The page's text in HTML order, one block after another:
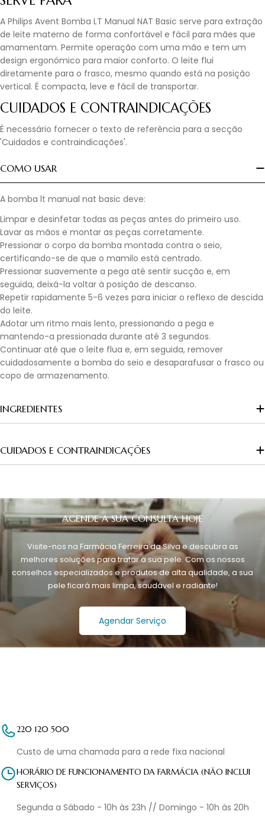
A Philips Avent Bomba LT Manual NAT Basic serve para extração
de leite materno de forma confortável e fácil para mães que
amamentam. Permite operação com uma mão e tem um
design ergonómico para maior conforto. O leite flui
diretamente para o frasco, mesmo quando está na posição
vertical. É compacta, leve e fácil de transportar.
CUIDADOS E CONTRAINDICAÇÕES
É necessário fornecer o texto de referência para a secção
'Cuidados e contraindicações'.
COMO USAR
A bomba lt manual nat basic deve:
Limpar e desinfetar todas as peças antes do primeiro uso.
Lavar as mãos e montar as peças corretamente.
Pressionar o corpo da bomba montada contra o seio,
certificando-se de que o mamilo está centrado.
Pressionar suavemente a pega até sentir sucção e, em
seguida, deixá-la voltar à posição de descanso.
Repetir rapidamente 5-6 vezes para iniciar o reflexo de descida
do leite.
Adotar um ritmo mais lento, pressionando a pega e
mantendo-a pressionada durante até 3 segundos.
Continuar até que o leite flua e, em seguida, remover
cuidadosamente a bomba do seio e desaparafusar o frasco ou
copo de armazenamento.
INGREDIENTES
CUIDADOS E CONTRAINDICAÇÕES
AGENDE A SUA CONSULTA HOJE
Visite-nos na Farmácia Ferreira da Silva e descubra as
melhores soluções para tratar a sua pele. Com os nossos
conselhos especializados e produtos de alta qualidade, a sua
pele ficará mais limpa, saudável e radiante!
Agendar Serviço
220 120 500
Custo de uma chamada para a rede fixa nacional
HORÁRIO DE FUNCIONAMENTO DA FARMÁCIA (NÃO INCLUI
SERVIÇOS)
Segunda a Sábado - 10h às 23h // Domingo - 10h às 20h